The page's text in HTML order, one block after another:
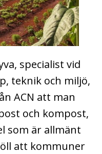
specialist vid
teknik och miljö,
ACN att man
och kompost,
som är allmänt
att kommuner